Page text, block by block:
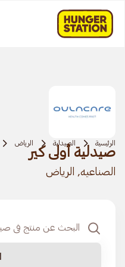
الرئيسية الصيدلية الرياض
صيدلية أولى كير
الصناعيه, الرياض